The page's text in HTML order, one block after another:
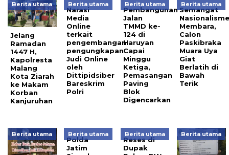
Berita utama
Jelang
Ramadan
1447 H,
Kapolresta
Malang
Kota Ziarah
ke Makam
Korban
Kanjuruhan
Berita utama
Narasi
Media
Online
terkait
pengembangan
pengungkapan
Judi Online
oleh
Dittipidsiber
Bareskrim
Polri
Berita utama
Pembangunan
Jalan
TMMD ke-
124 di
Haruyan
Capai
Minggu
Ketiga,
Pemasangan
Paving
Blok
Digencarkan
Berita utama
Semangat
Membara,
Calon
Paskibraka
Muara Uya
Giat
Berlatih di
Bawah
Terik
Berita utama Berita utama
Polda
Jatim
Berita utama
Reses di
Dupak
Berita utama